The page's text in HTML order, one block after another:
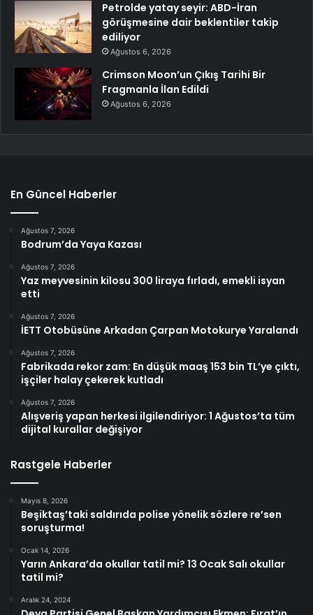
Petrolde yatay seyir: ABD-İran
görüşmesine dair beklentiler takip
ediliyor
Ağustos 6, 2026
Crimson Moon’un Çıkış Tarihi Bir
Fragmanla İlan Edildi
Ağustos 6, 2026
En Güncel Haberler
Ağustos 7, 2026
Bodrum’da Yaya Kazası
Ağustos 7, 2026
Yaz meyvesinin kilosu 300 liraya fırladı, emekli isyan
etti
Ağustos 7, 2026
İETT Otobüsüne Arkadan Çarpan Motokurye Yaralandı
Ağustos 7, 2026
Fabrikada rekor zam: En düşük maaş 153 bin TL’ye çıktı,
işçiler halay çekerek kutladı
Ağustos 7, 2026
Alışveriş yapan herkesi ilgilendiriyor: 1 Ağustos’ta tüm
dijital kurallar değişiyor
Rastgele Haberler
Mayıs 8, 2026
Beşiktaş’taki saldırıda polise yönelik sözlere re’sen
soruşturma!
Ocak 14, 2026
Yarın Ankara’da okullar tatil mi? 13 Ocak Salı okullar
tatil mi?
Aralık 24, 2024